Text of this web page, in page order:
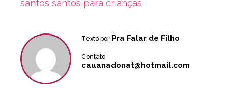
santos santos para crianças
Texto por Pra Falar de Filho
Contato
cauanadonat@hotmail.com